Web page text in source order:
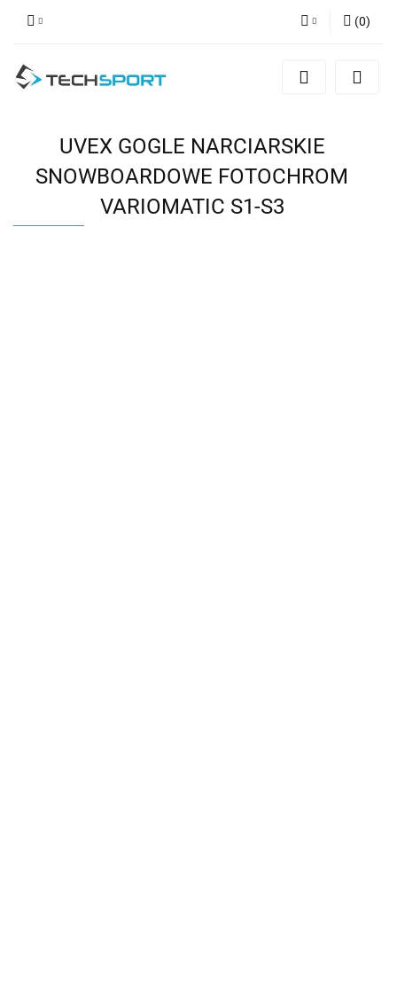
Zaloguj się
(0)
UVEX GOGLE NARCIARSKIE
SNOWBOARDOWE FOTOCHROM
VARIOMATIC S1-S3